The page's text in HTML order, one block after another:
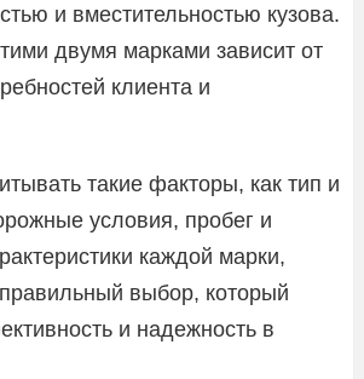
и вместительностью кузова.
двумя марками зависит от
клиента и
такие факторы, как тип и
условия, пробег и
каждой марки,
выбор, который
и надежность в